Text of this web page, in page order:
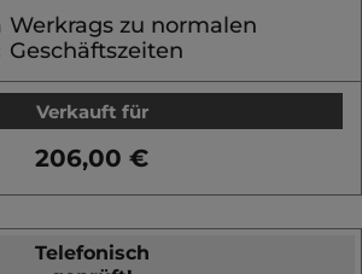
Werkrags zu normalen
Geschäftszeiten
Verkauft für
206,00 €
Telefonisch